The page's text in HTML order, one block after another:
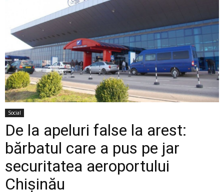
Social
De la apeluri false la arest:
bărbatul care a pus pe jar
securitatea aeroportului
Chișinău